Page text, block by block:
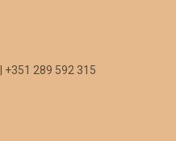
+351 289 592 315